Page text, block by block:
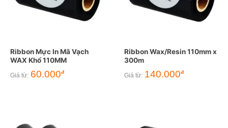
Ribbon Mực In Mã Vạch
WAX Khổ 110MM
Giá từ: 60.000đ
Ribbon Wax/Resin 110mm x
300m
Giá từ: 140.000đ